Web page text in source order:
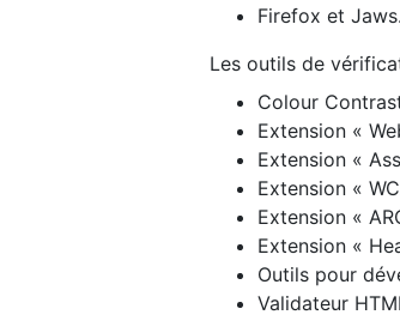
Firefox et Jaws.
Les outils de
Colour
Extension «
Extension «
Extension «
Extension «
Extension «
Outils pour
Validateur